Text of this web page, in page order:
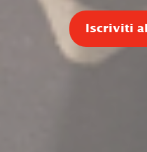
Iscriviti